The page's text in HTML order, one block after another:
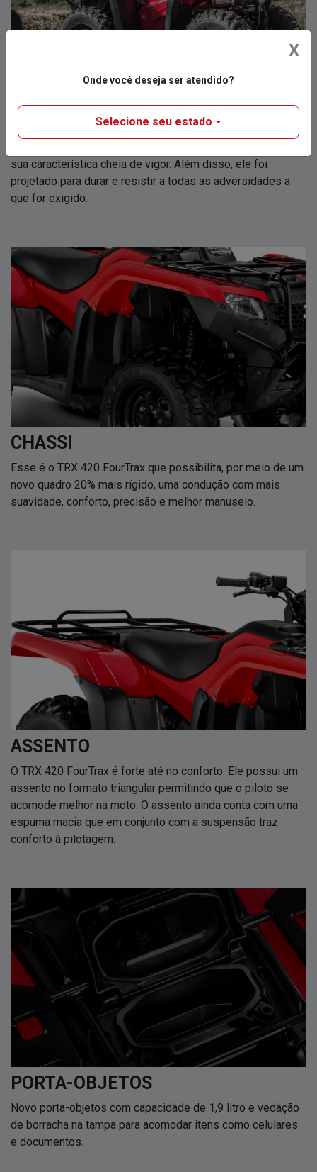
CARENAGENS
sua característica cheia de vigor. Além disso, ele foi
projetado para durar e resistir a todas as adversidades a
que for exigido.
CHASSI
Esse é o TRX 420 FourTrax que possibilita, por meio de um
novo quadro 20% mais rígido, uma condução com mais
suavidade, conforto, precisão e melhor manuseio.
ASSENTO
O TRX 420 FourTrax é forte até no conforto. Ele possui um
assento no formato triangular permitindo que o piloto se
acomode melhor na moto. O assento ainda conta com uma
espuma macia que em conjunto com a suspensão traz
conforto à pilotagem.
PORTA-OBJETOS
Novo porta-objetos com capacidade de 1,9 litro e vedação
de borracha na tampa para acomodar itens como celulares
e documentos.
X
Onde você deseja ser atendido?
Selecione seu estado